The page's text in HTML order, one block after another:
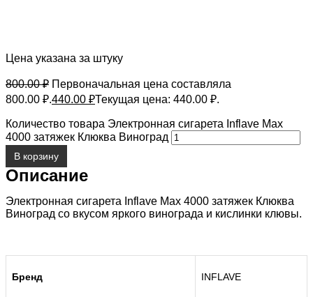
Цена указана за штуку
800.00₽ Первоначальная цена составляла
800.00 ₽.440.00 ₽Текущая цена: 440.00 ₽.
Количество товара Электронная сигарета Inflave Max
4000 затяжек Клюква Виноград
В корзину
Описание
Электронная сигарета Inflave Max 4000 затяжек Клюква
Виноград со вкусом яркого винограда и кислинки клювы.
Бренд INFLAVE